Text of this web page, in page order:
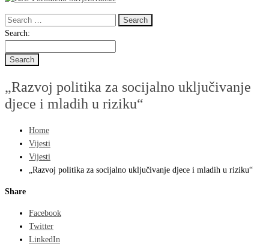
Search
for:
Search
Search:
„Razvoj politika za socijalno uključivanje
djece i mladih u riziku“
Home
Vijesti
Vijesti
„Razvoj politika za socijalno uključivanje djece i mladih u riziku“
Share
Facebook
Twitter
LinkedIn